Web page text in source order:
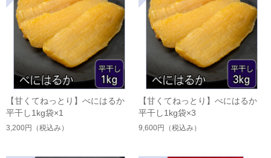
【甘くてねっとり】べにはるか
平干し1kg袋×1
3,200円 （税込み）
【甘くてねっとり】べにはるか
平干し1kg袋×3
9,600円 （税込み）